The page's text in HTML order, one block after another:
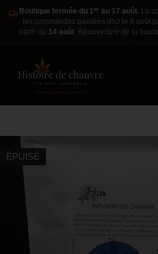
Boutique fermée du 1er au 17 août. La
: les commandes passées d'ici le 6 août
partir du 14 août. Réouverture de la
ÉPUISÉ